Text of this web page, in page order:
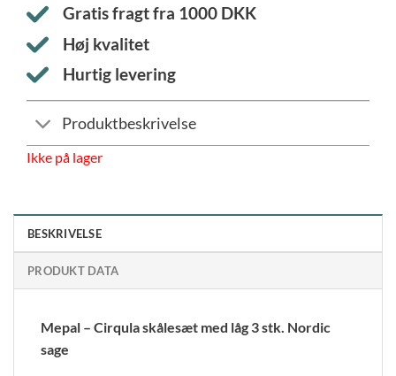
Gratis fragt fra 1000 DKK
Høj kvalitet
Hurtig levering
Produktbeskrivelse
Ikke på lager
BESKRIVELSE
PRODUKT DATA
Mepal – Cirqula skålesæt med låg 3 stk. Nordic
sage